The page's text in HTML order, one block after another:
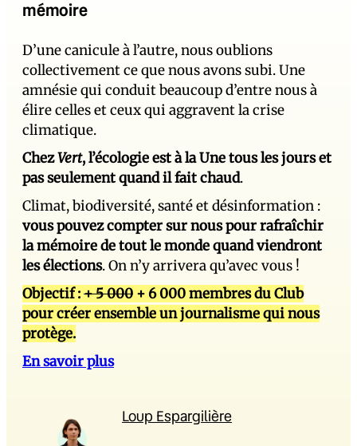
mémoire
D’une canicule à l’autre, nous oublions
collectivement ce que nous avons subi. Une
amnésie qui conduit beaucoup d’entre nous à
élire celles et ceux qui aggravent la crise
climatique.
ChezVert, l’écologie est à la Une tous les jours et
pas seulement quand il fait chaud.
Climat, biodiversité, santé et désinformation :
vous pouvez compter sur nous pour rafraîchir
la mémoire de tout le monde quand viendront
les élections. On n’y arrivera qu’avec vous !
Objectif :+ 5 000 + 6 000 membres du Club
pour créer ensemble un journalisme qui nous
protège.
En savoir plus
Loup Espargilière